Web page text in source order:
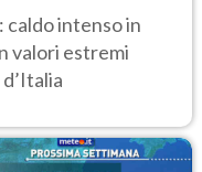
intenso in
valori estremi